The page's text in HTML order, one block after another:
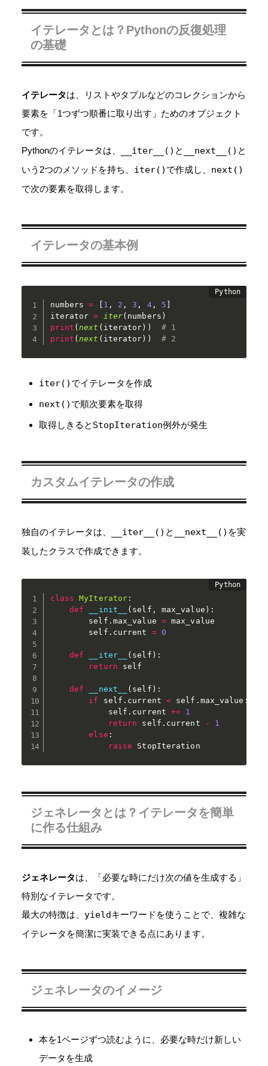
イテレータとは？Pythonの反復処理
の基礎
イテレータは、リストやタプルなどのコレクションから
要素を「1つずつ順番に取り出す」ためのオブジェクト
です。
Pythonのイテレータは、
__iter__() と __next__() と
いう2つのメソッドを持ち、 iter() で作成し、 next()
で次の要素を取得します。
イテレータの基本例
numbers = 1 , 2 , 3 , 4, 5
iterator = iter( numbers )
print (next ( iterator ) )
# 1
print (next ( iterator ) ) # 2
iter() でイテレータを作成
next() で順次要素を取得
取得しきると StopIteration例外が発生
カスタムイテレータの作成
独自のイテレータは、 __iter__() と __next__() を実
装したクラスで作成できます。
class MyIterator :
def
__init__ ( self , max_value ) :
        self
. max_value = max_value
        self
. current = 0
def __iter__ ( self ) :
return self
def __next__ ( self ) :
if
self . current < self . max_value :
            self
. current += 1
return self . current -
1
else :
raise StopIteration
ジェネレータとは？イテレータを簡単
に作る仕組み
ジェネレータは、「必要な時にだけ次の値を生成する」
特別なイテレータです。
最大の特徴は、 yieldキーワードを使うことで、複雑な
イテレータを簡潔に実装できる点にあります。
ジェネレータのイメージ
本を1ページずつ読むように、必要な時だけ新しい
データを生成